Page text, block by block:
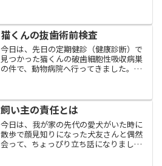
ヒヤリとしたりすることがあって、痛み
が悪化したり慢性化したら...
猫くんの抜歯術前検査
今日は、先日の定期健診（健康診断）で
見つかった猫くんの破歯細胞性吸収病巣
の件で、動物病院へ行ってきました。術
症状が緩和されても罹患歯がある限り痛
みは発生するし、放ってお...
飼い主の責任とは
今日は、我が家の先代の愛犬がいた時に
散歩で顔見知りになった犬友さんと偶然
会って、ちょっぴり立ち話になりまし